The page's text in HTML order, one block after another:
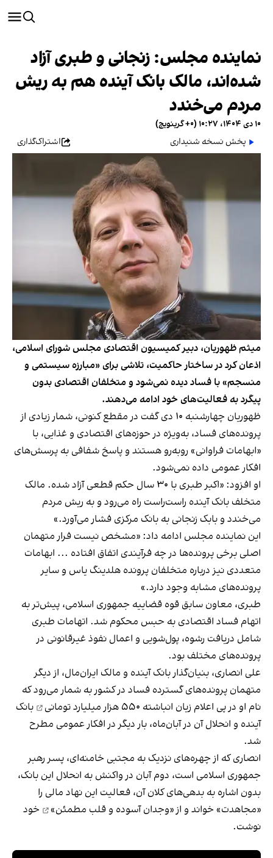
نماینده مجلس: زنجانی و طبری آزاد
شده‌اند، مالک بانک آینده هم به ریش
مردم می‌خندد
۱۰ دی ۱۴۰۴، ۱۰:۲۷ (‎+۰ گرینویچ)
پخش نسخه شنیداری
اشتراک‌گذاری
میثم ظهوریان، دبیر کمیسیون اقتصادی مجلس شورای اسلامی،
اذعان کرد در ساختار حاکمیت، تلاشی برای «مبارزه سیستمی و
منسجم» با فساد دیده نمی‌شود و متخلفان اقتصادی بدون
پیگرد به فعالیت‌های خود ادامه می‌دهند.
ظهوریان چهارشنبه ۱۰ دی گفت در مقطع کنونی، شمار زیادی از
پرونده‌های فساد، به‌‌ویژه در حوزه‌های اقتصادی و غذایی، با
«ابهامات فراوانی» روبه‌رو هستند و پاسخ شفافی به پرسش‌های
افکار عمومی داده نمی‌شود.
او افزود: «اکبر طبری با ۳۰ سال حکم قطعی آزاد شده. مالک
متخلف بانک آینده راست‌راست راه می‌رود و به ریش مردم
می‌خندد و بابک زنجانی به بانک مرکزی فشار می‌آورد.»
این نماینده مجلس ادامه داد: «مشخص نیست فرار متهمان
اصلی برخی پرونده‌ها در چه فرآیندی اتفاق افتاده ... ابهامات
متعددی نیز درباره متخلفان پرونده هلدینگ یاس و سایر
پرونده‌های مشابه وجود دارد.»
طبری، معاون سابق قوه قضاییه جمهوری اسلامی، پیش‌تر به
اتهام فساد اقتصادی به حبس محکوم شد. اتهامات طبری
شامل دریافت رشوه، پول‌شویی و اعمال نفوذ غیرقانونی در
پرونده‌های مختلف بود.
علی انصاری، بنیان‌گذار بانک آینده و مالک ایران‌مال، از دیگر
متهمان پرونده‌های گسترده فساد در کشور به شمار می‌رود که
نام او در پی اعلام زیان انباشته ۵۵۰ هزار میلیارد تومانی
بانک
آینده و انحلال آن در آبان‌ماه، بار دیگر در افکار عمومی مطرح
شد.
انصاری که از چهره‌های نزدیک به مجتبی خامنه‌ای، پسر رهبر
جمهوری اسلامی است، دوم آبان در واکنش به انحلال این بانک،
بدون اشاره به بدهی‌های کلان آن، فعالیت این نهاد مالی را
«مجاهدت» خواند و از«وجدان آسوده و قلب مطمئن»
خود
نوشت.